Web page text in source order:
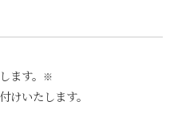
ます。 ※
けいたします。